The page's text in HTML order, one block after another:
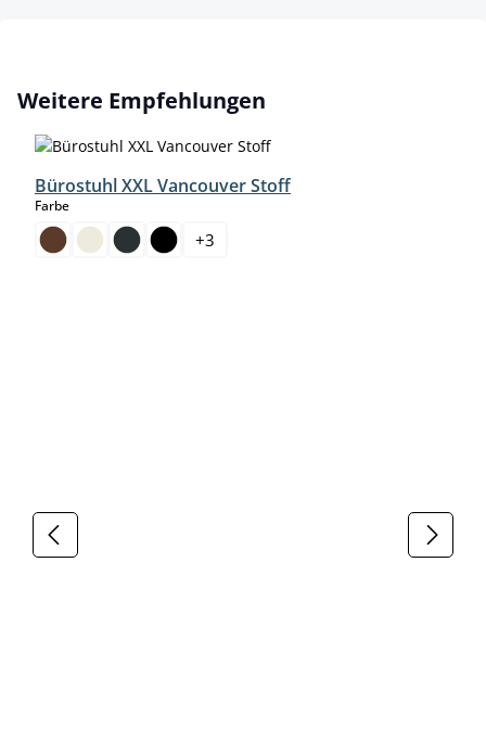
Produktgalerie überspringen
Weitere Empfehlungen
Bürostuhl XXL Vancouver Stoff
Farbeauswählen
+3